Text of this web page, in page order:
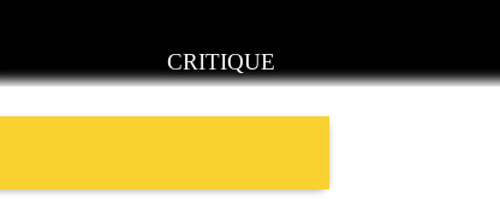
CRITIQUE